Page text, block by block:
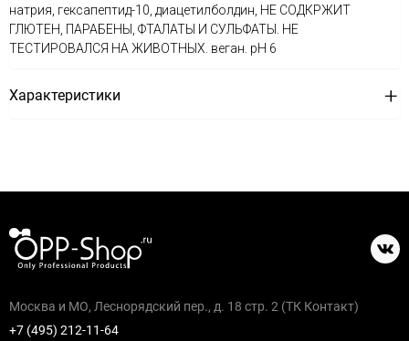
натрия, гексапептид-10, диацетилболдин, НЕ СОДКРЖИТ
ГЛЮТЕН, ПАРАБЕНЫ, ФТАЛАТЫ И СУЛЬФАТЫ. НЕ
ТЕСТИРОВАЛСЯ НА ЖИВОТНЫХ. веган. рН 6
Характеристики
Москва и МО, Леснорядский пер., д. 18 стр. 2 (ТК Контакт)
+7 (495) 212-11-64